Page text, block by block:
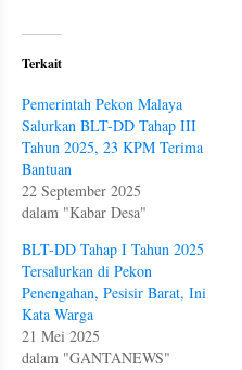
Terkait
Pemerintah Pekon Malaya
Salurkan BLT-DD Tahap III
Tahun 2025, 23 KPM Terima
Bantuan
22 September 2025
dalam "Kabar Desa"
BLT-DD Tahap I Tahun 2025
Tersalurkan di Pekon
Penengahan, Pesisir Barat, Ini
Kata Warga
21 Mei 2025
dalam "GANTANEWS"